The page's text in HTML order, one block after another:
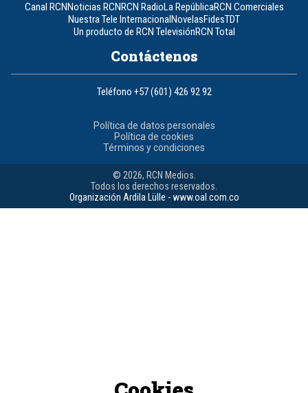
Canal RCNNoticias RCNRCN RadioLa RepúblicaRCN Comerciales
Nuestra Tele InternacionalNovelasFidesTDT
Un producto de RCN TelevisiónRCN Total
Contáctenos
Teléfono +57 (601) 426 92 92
Política de datos personales
Política de cookies
Términos y condiciones
© 2026, RCN Medios.
Todos los derechos reservados.
Organización Ardila Lülle - www.oal.com.co